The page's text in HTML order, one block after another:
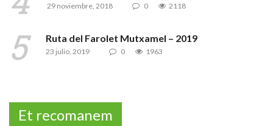
29 noviembre, 2018 0 2118
Ruta del Farolet Mutxamel – 2019
23 julio, 2019 0 1963
Et recomanem